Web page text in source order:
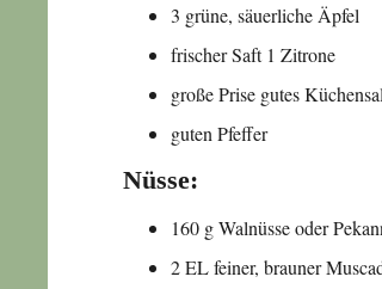
3 grüne, säuerliche Äpfel
frischer Saft 1 Zitrone
große Prise gutes
guten Pfeffer
Nüsse:
160 g Walnüsse oder
2 EL feiner, brauner